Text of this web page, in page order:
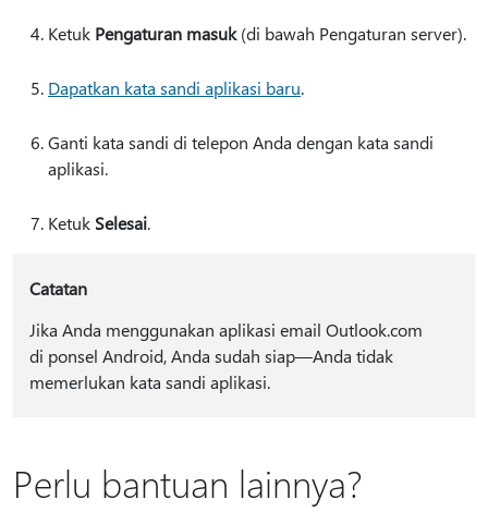
Ketuk Pengaturan masuk(di bawah Pengaturan server).
Dapatkan kata sandi aplikasi baru.
Ganti kata sandi di telepon Anda dengan kata sandi
aplikasi.
Ketuk Selesai.
Catatan
Jika Anda menggunakan aplikasi email Outlook.com
di ponsel Android, Anda sudah siap—Anda tidak
memerlukan kata sandi aplikasi.
Perlu bantuan lainnya?